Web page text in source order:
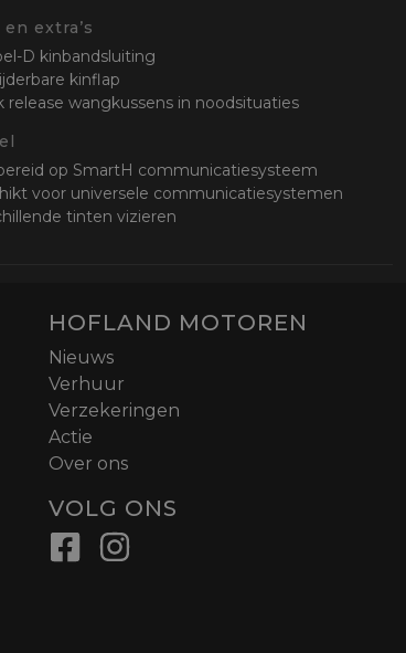
en extra’s
D kinbandsluiting
kinflap
release wangkussens in noodsituaties
op SmartH communicatiesysteem
voor universele communicatiesystemen
tinten vizieren
HOFLAND MOTOREN
Nieuws
Verhuur
Verzekeringen
Actie
Over ons
VOLG ONS